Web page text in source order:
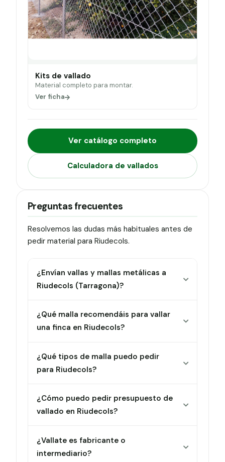
Kits de vallado
Material completo para montar.
Ver ficha
Ver catálogo completo
Calculadora de vallados
Preguntas frecuentes
Resolvemos las dudas más habituales antes de
pedir material para Riudecols.
¿Envían vallas y mallas metálicas a
Riudecols (Tarragona)?
¿Qué malla recomendáis para vallar
una finca en Riudecols?
¿Qué tipos de malla puedo pedir
para Riudecols?
¿Cómo puedo pedir presupuesto de
vallado en Riudecols?
¿Vallate es fabricante o
intermediario?